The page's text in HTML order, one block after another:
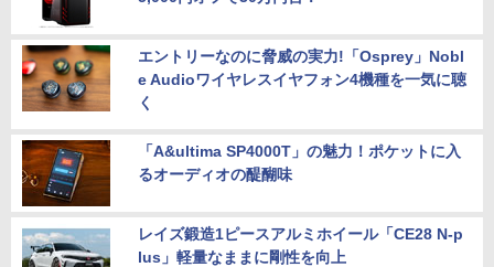
エントリーなのに脅威の実力!「Osprey」Nobl
e Audioワイヤレスイヤフォン4機種を一気に聴
く
「A&ultima SP4000T」の魅力！ポケットに入
るオーディオの醍醐味
レイズ鍛造1ピースアルミホイール「CE28 N-p
lus」軽量なままに剛性を向上